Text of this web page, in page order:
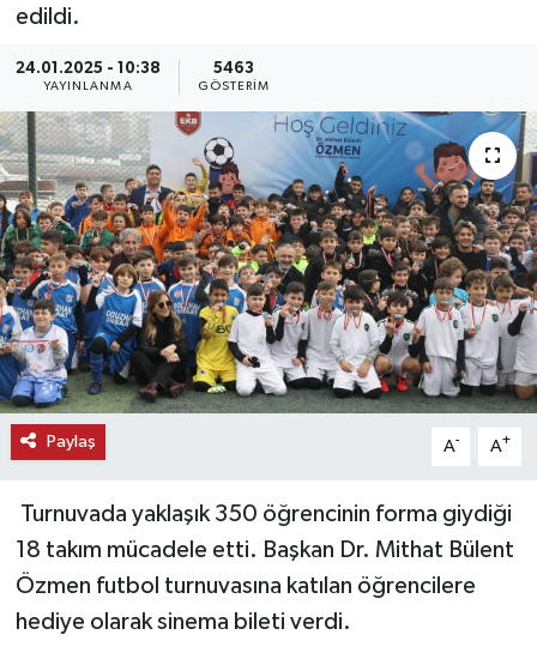
edildi.
24.01.2025 - 10:38
YAYINLANMA
5463
GÖSTERIM
Paylaş A- A+
Turnuvada yaklaşık 350 öğrencinin forma giydiği
18 takım mücadele etti. Başkan Dr. Mithat Bülent
Özmen futbol turnuvasına katılan öğrencilere
hediye olarak sinema bileti verdi.
KEMERBURGAZ
KÜLTÜR - SANAT
MAGAZİN
ÖZEL HABER
SAĞLIK
SPOR
TEKNOLOJİ
TİCARET
YAŞAM